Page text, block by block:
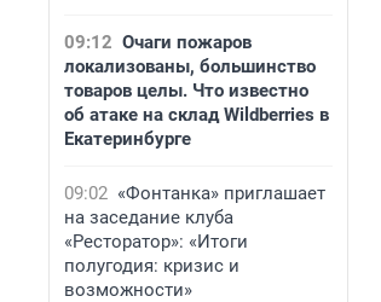
09:12 Очаги пожаров
локализованы, большинство
товаров целы. Что известно
об атаке на склад Wildberries в
Екатеринбурге
09:02 «Фонтанка» приглашает
на заседание клуба
«Ресторатор»: «Итоги
полугодия: кризис и
возможности»